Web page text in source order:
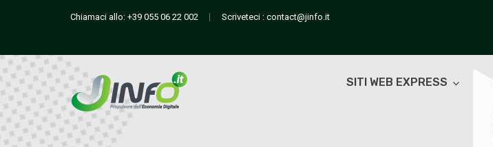
Chiamaci allo: +39 055 06 22 002 Scriveteci : contact@jinfo.it
SITI WEB EXPRESS